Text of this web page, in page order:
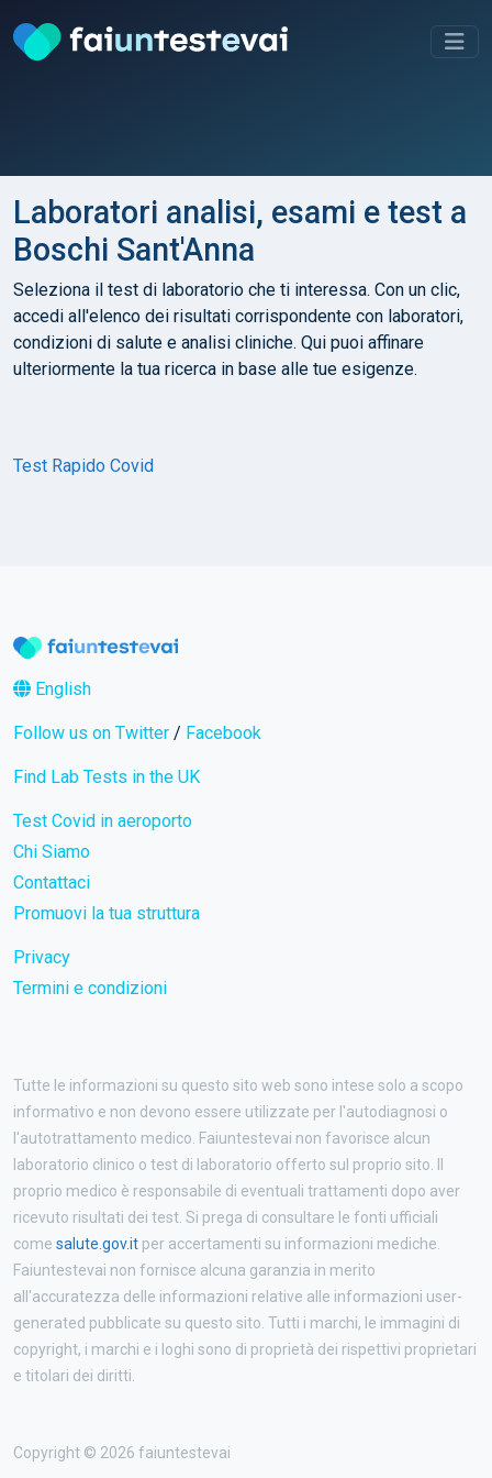
Laboratori analisi, esami e test a
Boschi Sant'Anna
Seleziona il test di laboratorio che ti interessa. Con un clic,
accedi all'elenco dei risultati corrispondente con laboratori,
condizioni di salute e analisi cliniche. Qui puoi affinare
ulteriormente la tua ricerca in base alle tue esigenze.
Test Rapido Covid
English
Follow us on Twitter / Facebook
Find Lab Tests in the UK
Test Covid in aeroporto
Chi Siamo
Contattaci
Promuovi la tua struttura
Privacy
Termini e condizioni
Tutte le informazioni su questo sito web sono intese solo a scopo
informativo e non devono essere utilizzate per l'autodiagnosi o
l'autotrattamento medico. Faiuntestevai non favorisce alcun
laboratorio clinico o test di laboratorio offerto sul proprio sito. Il
proprio medico è responsabile di eventuali trattamenti dopo aver
ricevuto risultati dei test. Si prega di consultare le fonti ufficiali
come salute.gov.it per accertamenti su informazioni mediche.
Faiuntestevai non fornisce alcuna garanzia in merito
all'accuratezza delle informazioni relative alle informazioni user-
generated pubblicate su questo sito. Tutti i marchi, le immagini di
copyright, i marchi e i loghi sono di proprietà dei rispettivi proprietari
e titolari dei diritti.
Copyright © 2026 faiuntestevai